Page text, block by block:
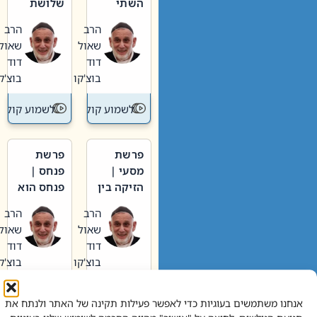
אנחנו משתמשים בעוגיות כדי לאפשר פעילות תקינה של האתר ולנתח את
וערב של
חיינו
הרב
שאול
דוד
בוצ'קו
לשמוע קול תורה – מדרש
האבות
הרב
שאול
דוד
בוצ'קו
לשמוע קול
פרשת
מסעי |
הזיקה בין
הגדול לעם הרב
שאול
דוד
בוצ'קו
לשמוע קול תורה – מדרש
פרשת
פנחס |
פנחס הוא
אליהו: בין
קנאות
הורסת
לקנאות
בונה
הרב
שאול
דוד
בוצ'קו
לשמוע קול